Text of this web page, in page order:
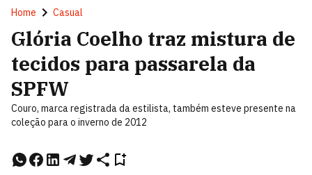
Home Casual
Glória Coelho traz mistura de
tecidos para passarela da
SPFW
Couro, marca registrada da estilista, também esteve presente na
coleção para o inverno de 2012